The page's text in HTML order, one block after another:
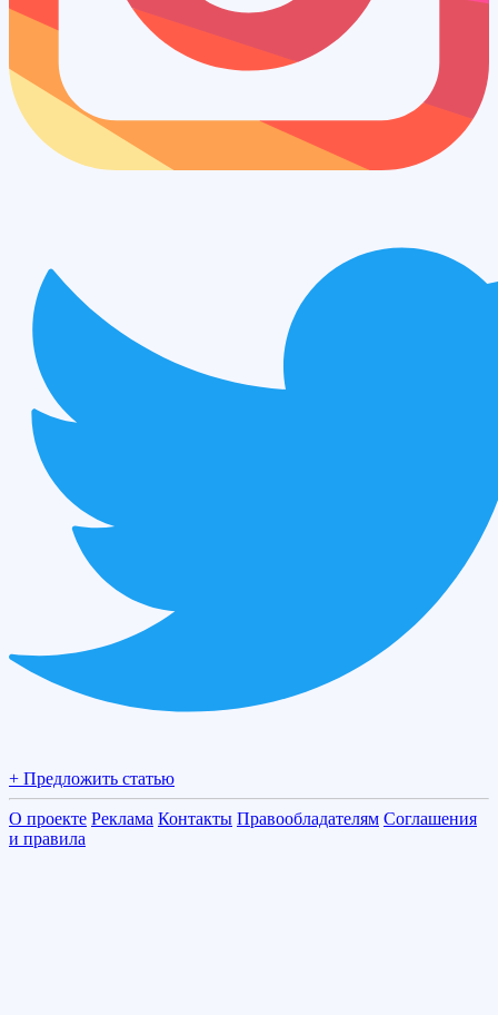
+ Предложить статью
О проекте Реклама Контакты Правообладателям Соглашения
и правила